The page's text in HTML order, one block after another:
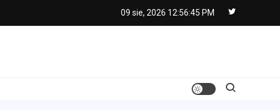
09 sie, 2026 12:56:46 PM